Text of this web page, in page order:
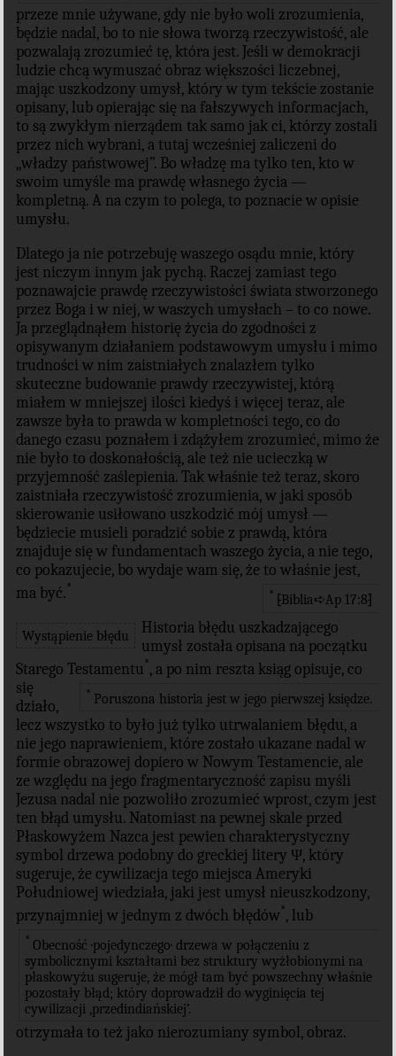
przeze mnie używane, gdy nie było woli zrozumienia,
będzie nadal, bo to nie słowa tworzą rzeczywistość, ale
pozwalają zrozumieć tę, która jest. Jeśli w demokracji
ludzie chcą wymuszać obraz większości liczebnej,
mając uszkodzony umysł, który w tym tekście zostanie
opisany, lub opierając się na fałszywych informacjach,
to są zwykłym nierządem tak samo jak ci, którzy zostali
przez nich wybrani, a tutaj wcześniej zaliczeni do
„władzy państwowej”. Bo władzę ma tylko ten, kto w
swoim umyśle ma prawdę własnego życia —
kompletną. A na czym to polega, to poznacie w opisie
umysłu.
Dlatego ja nie potrzebuję waszego osądu mnie, który
jest niczym innym jak pychą. Raczej zamiast tego
poznawajcie prawdę rzeczywistości świata stworzonego
przez Boga i w niej, w waszych umysłach – to co nowe.
Ja przeglądnąłem historię życia do zgodności z
opisywanym działaniem podstawowym umysłu i mimo
trudności w nim zaistniałych znalazłem tylko
skuteczne budowanie prawdy rzeczywistej, którą
miałem w mniejszej ilości kiedyś i więcej teraz, ale
zawsze była to prawda w kompletności tego, co do
danego czasu poznałem i zdążyłem zrozumieć, mimo że
nie było to doskonałością, ale też nie ucieczką w
przyjemność zaślepienia. Tak właśnie też teraz, skoro
zaistniała rzeczywistość zrozumienia, w jaki sposób
skierowanie usiłowano uszkodzić mój umysł —
będziecie musieli poradzić sobie z prawdą, która
znajduje się w fundamentach waszego życia, a nie tego,
co pokazujecie, bo wydaje wam się, że to właśnie jest,
ma być.* * ⁅Biblia➪Ap 17:8⁆
Wystąpienie błędu
Historia błędu uszkadzającego
umysł została opisana na początku
Starego Testamentu*
* Poruszona historia jest w jego pierwszej księdze.
, a po nim reszta ksiąg opisuje, co
się
działo,
lecz wszystko to było już tylko utrwalaniem błędu, a
nie jego naprawieniem, które zostało ukazane nadal w
formie obrazowej dopiero w Nowym Testamencie, ale
ze względu na jego fragmentaryczność zapisu myśli
Jezusa nadal nie pozwoliło zrozumieć wprost, czym jest
ten błąd umysłu. Natomiast na pewnej skale przed
Płaskowyżem Nazca jest pewien charakterystyczny
symbol drzewa podobny do greckiej litery Ψ, który
sugeruje, że cywilizacja tego miejsca Ameryki
Południowej wiedziała, jaki jest umysł nieuszkodzony,
przynajmniej w jednym z dwóch błędów*
* Obecność ·pojedynczego· drzewa w połączeniu z
symbolicznymi kształtami bez struktury wyżłobionymi na
płaskowyżu sugeruje, że mógł tam być powszechny właśnie
pozostały błąd; który doprowadził do wyginięcia tej
cywilizacji ‚przedindiańskiej’.
, lub
otrzymała to też jako nierozumiany symbol, obraz.